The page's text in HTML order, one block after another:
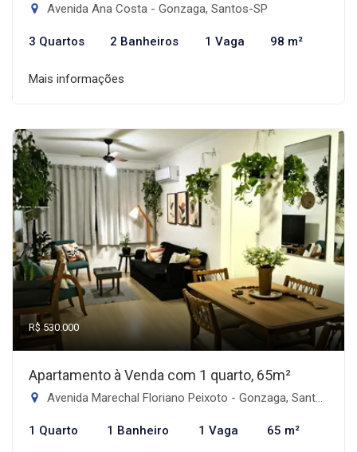
Avenida Ana Costa - Gonzaga, Santos-SP
3 Quartos 2 Banheiros 1 Vaga 98 m²
Mais informações
R$ 530.000
Apartamento à Venda com 1 quarto, 65m²
Avenida Marechal Floriano Peixoto - Gonzaga, Santos-SP
1 Quarto 1 Banheiro 1 Vaga 65 m²